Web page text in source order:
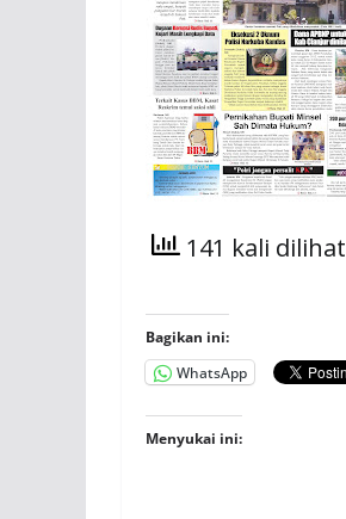
141 kali dilihat
Bagikan ini:
WhatsApp
Menyukai ini: